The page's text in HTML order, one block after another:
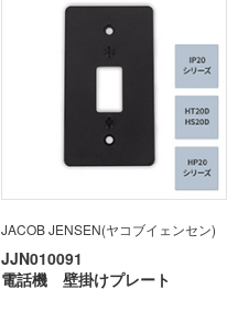
JACOB JENSEN(ヤコブイェンセン)
JJN010091
電話機 壁掛けプレート